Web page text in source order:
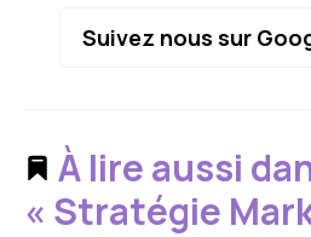
Suivez nous sur
À lire aussi
« Stratégie